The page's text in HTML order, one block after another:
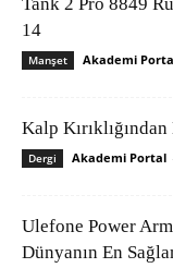
14
Manşet Akademi
Kalp
Dergi Akademi Portal
Ulefone Power
Dünyanın En